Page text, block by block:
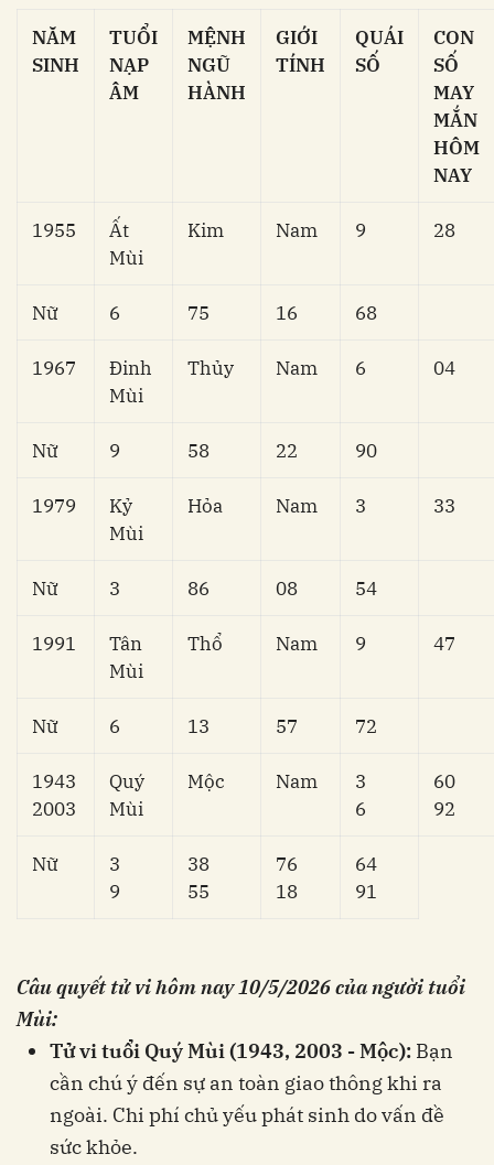
NĂM
SINH
TUỔI
NẠP
ÂM
MỆNH
NGŨ
HÀNH
GIỚI
TÍNH
QUÁI
SỐ
CON
SỐ
MAY
MẮN
HÔM
NAY
1955
Ất
Mùi
Kim Nam 9 28
Nữ 6 75 16 68
1967
Đinh
Mùi
Thủy Nam 6 04
Nữ 9 58 22 90
1979
Kỷ
Mùi
Hỏa Nam 3 33
Nữ 3 86 08 54
1991
Tân
Mùi
Thổ Nam 9 47
Nữ 6 13 57 72
1943
2003
Quý
Mùi
Mộc Nam
3
6
60
92
Nữ
3
9
38
55
76
18
64
91
Câu quyết tử vi hôm nay10/5/2026 của người tuổi
Mùi:
Tử vi tuổi Quý Mùi (1943, 2003 - Mộc): Bạn
cần chú ý đến sự an toàn giao thông khi ra
ngoài. Chi phí chủ yếu phát sinh do vấn đề
sức khỏe.